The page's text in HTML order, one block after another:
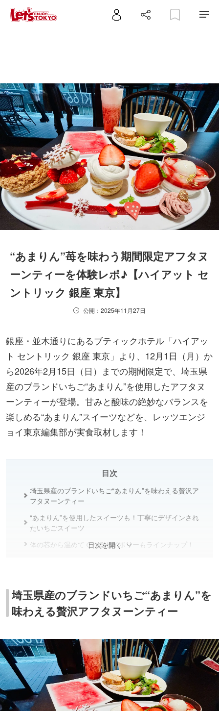
“あまりん”苺を味わう期間限定アフタヌ
ーンティーを体験レポ♪【ハイアット セ
ントリック 銀座 東京】
公開：2025年11月27日
銀座・並木通りにあるブティックホテル「ハイアッ
ト セントリック 銀座 東京」より、12月1日（月）か
ら2026年2月15日（日）までの期間限定で、埼玉県
産のブランドいちご“あまりん”を使用したアフタヌ
ーンティーが登場。甘みと酸味の絶妙なバランスを
楽しめる“あまりん”スイーツなどを、レッツエンジ
ョイ東京編集部が実食取材します！
目次
埼玉県産のブランドいちご“あまりん”を味わえる贅沢ア
フタヌーンティー
“あまりん”を使用したスイーツも！丁寧にデザインされ
たいちごスイーツ
体の芯から温めてくれるセイボリーもラインナップ！
会場は“銀座”の街にふさわしい上質で大人な空間
目次を開く
埼玉県産のブランドいちご“あまりん”を
味わえる贅沢アフタヌーンティー